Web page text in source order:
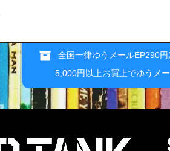
全国一律ゆうメールEP290
5,000円以上お買上でゆうメ